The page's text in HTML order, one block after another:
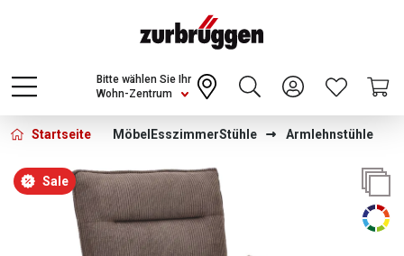
Choose a different country or region to see
content for your location and shop online
CONTINUE
Wohn-Zentrum
Bitte wählen Sie Ihr
Startseite Möbel EsszimmerStühle Armlehnstühle
Bildergalerie überspringen
Sale